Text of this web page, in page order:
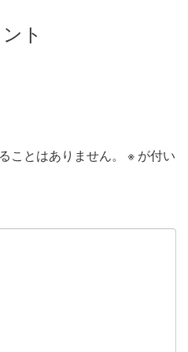
ト
ことはありません。 ※ が付い